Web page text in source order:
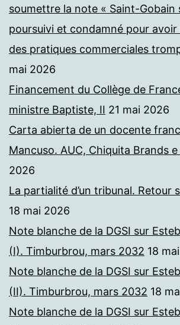
soumettre la note « Saint-Gobain
poursuivi et condamné pour avoir
des pratiques commerciales
mai 2026
Financement du Collège de
ministre Baptiste, II 21 mai 2026
Carta abierta de un docente
Mancuso. AUC, Chiquita Brands e
2026
La partialité d’un tribunal. Retour
18 mai 2026
Note blanche de la DGSI sur
(I). Timburbrou, mars 2032 18
Note blanche de la DGSI sur
(II). Timburbrou, mars 2032 18
Note blanche de la DGSI sur